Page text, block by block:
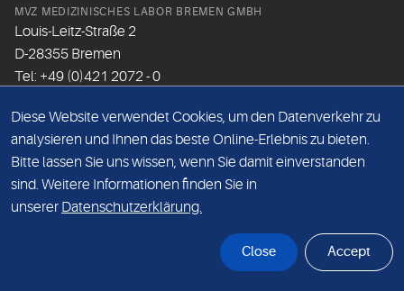
MVZ MEDIZINISCHES LABOR BREMEN GMBH
Louis-Leitz-Straße 2
D-28355 Bremen
Tel: +49 (0)421 2072 - 0
Email:info@mlhb.de
DATENSCHUTZ
IMPRESSUM
Diese Website verwendet Cookies, um den Datenverkehr zu
analysieren und Ihnen das beste Online-Erlebnis zu bieten.
Bitte lassen Sie uns wissen, wenn Sie damit einverstanden
sind. Weitere Informationen finden Sie in
unserer Datenschutzerklärung.
Close Accept